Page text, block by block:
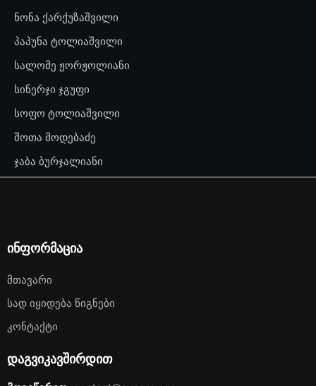
ნონა ქარქუზაშვილი
პაპუნა ტოლიაშვილი
სალომე ჟორჟოლიანი
სინერჯი ჯგუფი
სოფო ტოლიაშვილი
შოთა მოდებაძე
ჯაბა ბურჯალიანი
ინფორმაცია
Მთავარი
Სად Იყიდება Წიგნები
Კონტაქტი
დაგვიკავშირდით